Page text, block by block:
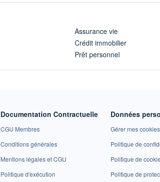
Assurance vie
Crédit immobilier
Prêt personnel
Documentation Contractuelle
CGU Membres
Conditions générales
Mentions légales et CGU
Politique d'exécution
Données
Gérer mes cookies
Politique de
Politique de
Politique de